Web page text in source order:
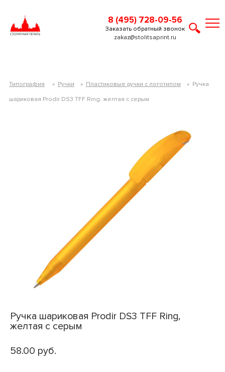
8 (495) 728-09-56
zakaz@stolitsaprint.ru
Заказать обратный звонок
Типография » Ручки » Пластиковые ручки с логотипом » Ручка
шариковая Prodir DS3 TFF Ring, желтая с серым
Ручка шариковая Prodir DS3 TFF Ring,
желтая с серым
58.00 руб.